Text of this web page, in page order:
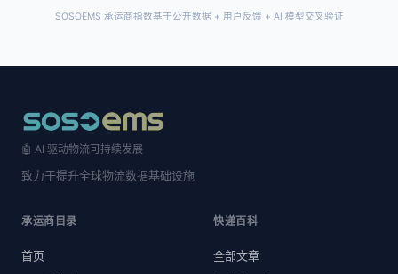
SOSOEMS 承运商指数基于公开数据 + 用户反馈 + AI 模型交叉验证
🤖 AI 驱动物流可持续发展
致力于提升全球物流数据基础设施
承运商目录
首页
快递百科
全部文章